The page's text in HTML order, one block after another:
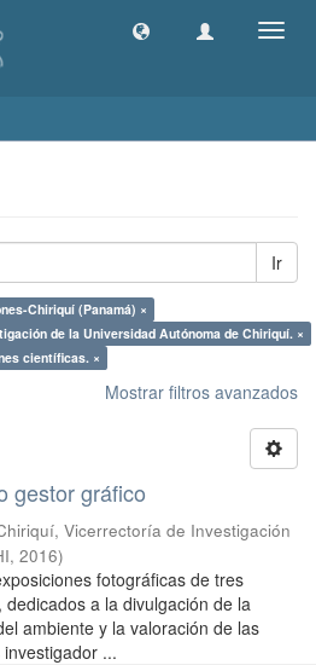
Ir
Chiriquí (Panamá) ×
de la Universidad Autónoma de Chiriquí. ×
científicas. ×
Mostrar filtros avanzados
gestor gráfico
Vicerrectoría de Investigación
, 2016)
fotográficas de tres
a la divulgación de la
ambiente y la valoración de las
...